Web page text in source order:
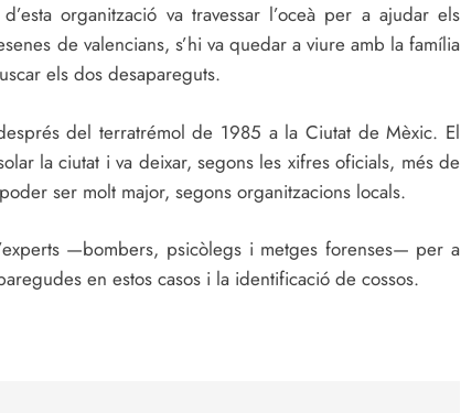
organització va travessar l’oceà per a ajudar els
de valencians, s’hi va quedar a viure amb la família
els dos desapareguts.
del terratrémol de 1985 a la Ciutat de Mèxic. El
la ciutat i va deixar, segons les xifres oficials, més de
ser molt major, segons organitzacions locals.
—bombers, psicòlegs i metges forenses— per a
en estos casos i la identificació de cossos.